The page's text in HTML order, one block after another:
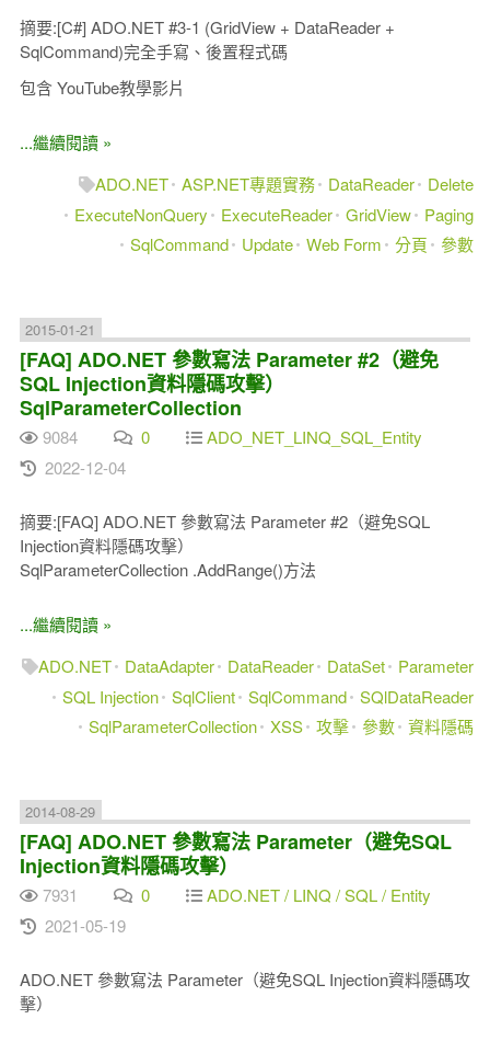
摘要:[C#] ADO.NET #3-1 (GridView + DataReader +
SqlCommand)完全手寫、後置程式碼
包含 YouTube教學影片
...繼續閱讀 »
ADO.NET ASP.NET專題實務 DataReader
Delete
ExecuteNonQuery
ExecuteReader GridView
Paging
SqlCommand
Update Web Form 分頁 參數
2015-01-21
[FAQ] ADO.NET 參數寫法 Parameter #2（避免
SQL Injection資料隱碼攻擊）
SqlParameterCollection
9084 0
ADO_NET_LINQ_SQL_Entity
2022-12-04
摘要:[FAQ] ADO.NET 參數寫法 Parameter #2（避免SQL
Injection資料隱碼攻擊）
SqlParameterCollection .AddRange()方法
...繼續閱讀 »
ADO.NET
DataAdapter DataReader DataSet
Parameter
SQL Injection SqlClient SqlCommand SQlDataReader
SqlParameterCollection XSS 攻擊 參數 資料隱碼
2014-08-29
[FAQ] ADO.NET 參數寫法 Parameter（避免SQL
Injection資料隱碼攻擊）
7931 0
ADO.NET / LINQ / SQL / Entity
2021-05-19
ADO.NET 參數寫法 Parameter（避免SQL Injection資料隱碼攻
擊）